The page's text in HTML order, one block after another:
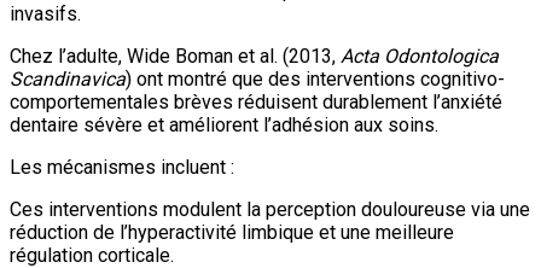
invasifs.
Chez l’adulte, Wide Boman et al. (2013, Acta Odontologica
Scandinavica) ont montré que des interventions cognitivo-
comportementales brèves réduisent durablement l’anxiété
dentaire sévère et améliorent l’adhésion aux soins.
Les mécanismes incluent :
Ces interventions modulent la perception douloureuse via une
réduction de l’hyperactivité limbique et une meilleure
régulation corticale.